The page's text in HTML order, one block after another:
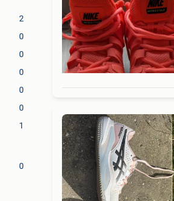
2
0
0
0
0
0
1
0